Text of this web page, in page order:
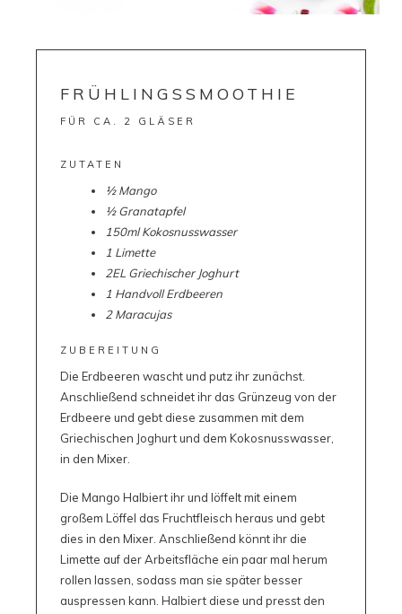
FRÜHLINGSSMOOTHIE
FÜR CA. 2 GLÄSER
ZUTATEN
½ Mango
½ Granatapfel
150ml Kokosnusswasser
1 Limette
2EL Griechischer Joghurt
1 Handvoll Erdbeeren
2 Maracujas
ZUBEREITUNG
Die Erdbeeren wascht und putz ihr zunächst.
Anschließend schneidet ihr das Grünzeug von der
Erdbeere und gebt diese zusammen mit dem
Griechischen Joghurt und dem Kokosnusswasser,
in den Mixer.
Die Mango Halbiert ihr und löffelt mit einem
großem Löffel das Fruchtfleisch heraus und gebt
dies in den Mixer. Anschließend könnt ihr die
Limette auf der Arbeitsfläche ein paar mal herum
rollen lassen, sodass man sie später besser
auspressen kann. Halbiert diese und presst den